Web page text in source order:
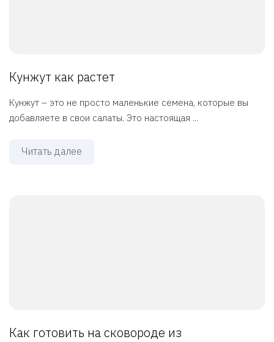
Кунжут как растет
Кунжут – это не просто маленькие семена, которые вы
добавляете в свои салаты. Это настоящая ...
Читать далее
Как готовить на сковороде из